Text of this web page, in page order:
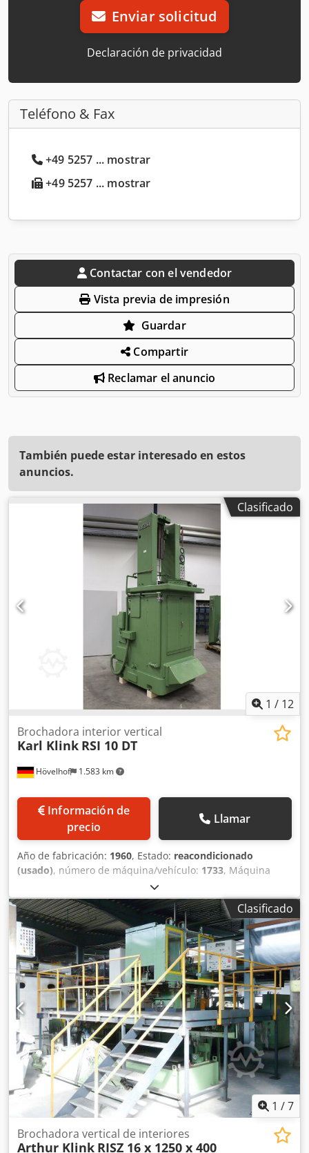
Enviar solicitud
Declaración de privacidad
Teléfono & Fax
+49 5257 ... mostrar
+49 5257 ... mostrar
Contactar con el vendedor
Vista previa de impresión
Guardar
Compartir
Reclamar el anuncio
También puede estar interesado en estos
anuncios.
Clasificado
1 / 12
Hövelhof 1.583 km
Brochadora interior vertical
Karl Klink RSI 10 DT
Información de
precio
Llamar
Año de fabricación: 1960, Estado: reacondicionado
(usado), número de máquina/vehículo: 1733, Máquina
vertical de descarga interior con plato selector de la
empresa Karl Klink. Tipo: RSI10DT Número de máquina:
1733 Año de fabricación: 1960 Peso: 4,9 toneladas Fuerza
de descarga: 10.000 kg Con plato selector (2 estaciones)
Alimentación eléctrica: 380 V / 50 Hz Crjdpogyd S Ssfx
Acgef Corriente nominal: 35 A Potencia de conexión: 7,5 kW
La máquina ha sido completamente revisada y, por lo
tanto, se encuentra en muy buen estado.
Clasificado
1 /7
Brochadora vertical de interiores
Arthur Klink RISZ 16 x 1250 x 400